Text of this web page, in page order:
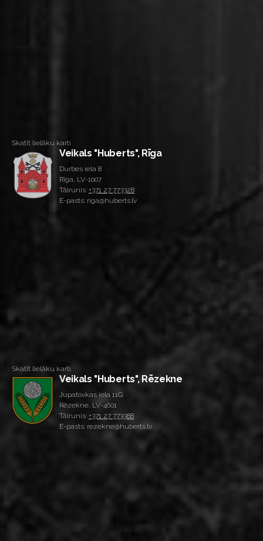
Skatīt lielāku karti
Veikals "Huberts", Rīga
Durbes iela 8
Rīga, LV-1007
Tālrunis: +371 27 773328
E-pasts: riga@huberts.lv
Skatīt lielāku karti
Veikals "Huberts", Rēzekne
Jupatovkas iela 11G
Rēzekne, LV-4601
Tālrunis: +371 27 773388
E-pasts: rezekne@huberts.lv